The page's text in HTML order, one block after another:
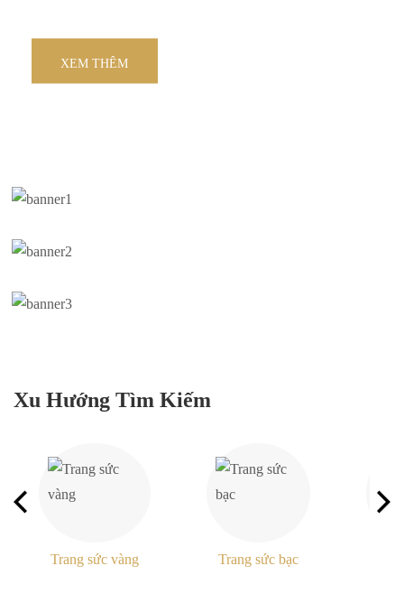
MUA NGAY
XEM THÊM
Xu Hướng Tìm Kiếm
Trang sức vàng Trang sức bạc